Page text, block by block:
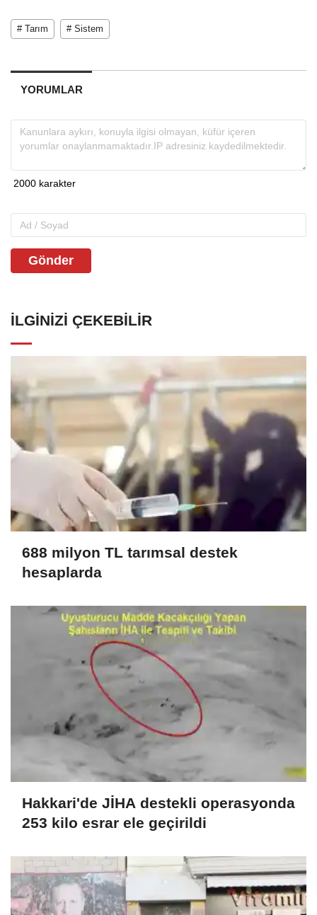
# Tarım # Sistem
YORUMLAR
Gönder
İLGINIZI ÇEKEBILIR
688 milyon TL tarımsal destek
hesaplarda
Hakkari'de JİHA destekli operasyonda
253 kilo esrar ele geçirildi